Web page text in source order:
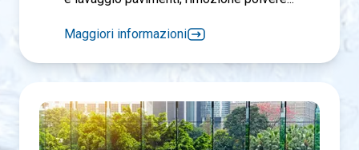
Maggiori informazioni